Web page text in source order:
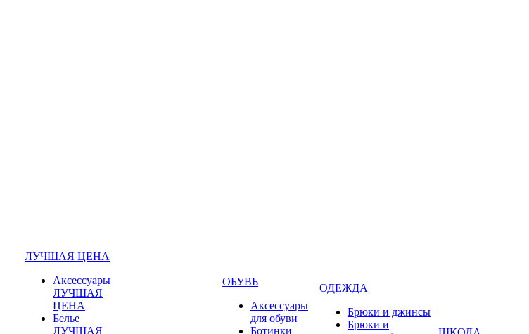
ЛУЧШАЯ ЦЕНА
Аксессуары
ЛУЧШАЯ
ЦЕНА
Белье
ЛУЧШАЯ
ОБУВЬ
Аксессуары
для обуви
Ботинки
ОДЕЖДА
Брюки и джинсы
Брюки и